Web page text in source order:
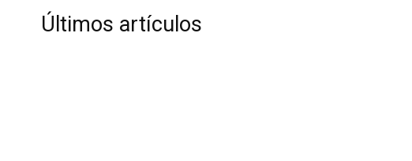
Últimos artículos